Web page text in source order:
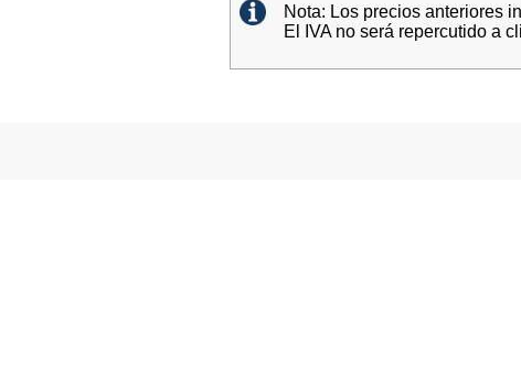
Nota: Los precios anteriores
El IVA no será repercutido a